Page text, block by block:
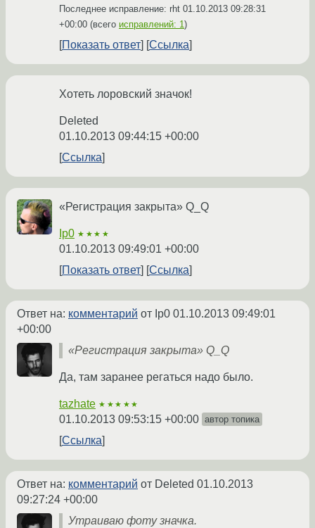
Последнее исправление: rht 01.10.2013 09:28:31
+00:00 (всего исправлений: 1)
Показать ответ Ссылка
Хотеть лоровский значок!
Deleted
01.10.2013 09:44:15 +00:00
Ссылка
«Регистрация закрыта» Q_Q
Ip0 ★★★★
01.10.2013 09:49:01 +00:00
Показать ответ
Ссылка
Ответ на: комментарий от Ip0 01.10.2013 09:49:01
+00:00
«Регистрация закрыта» Q_Q
Да, там заранее регаться надо было.
tazhate ★★★★★
01.10.2013 09:53:15 +00:00 автор топика
Ссылка
Ответ на: комментарий от Deleted 01.10.2013
09:27:24 +00:00
Утраиваю фоту значка.